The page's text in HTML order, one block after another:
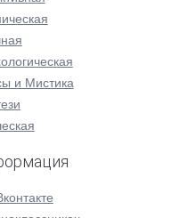
и Мистика